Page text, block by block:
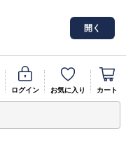
開く
ログイン お気に入り カート